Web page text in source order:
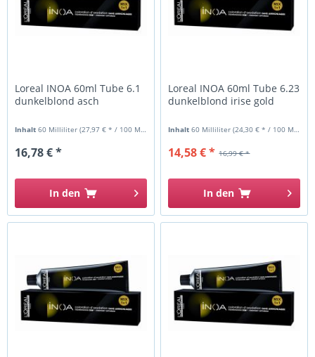
Loreal INOA 60ml Tube 6.1
dunkelblond asch
Inhalt60 Milliliter(27,97 € * / 100 Milliliter)
16,78 € *
In den
Loreal INOA 60ml Tube 6.23
dunkelblond irise gold
Inhalt60 Milliliter(24,30 € * / 100 Milliliter)
16,99 € *
14,58 € *
In den